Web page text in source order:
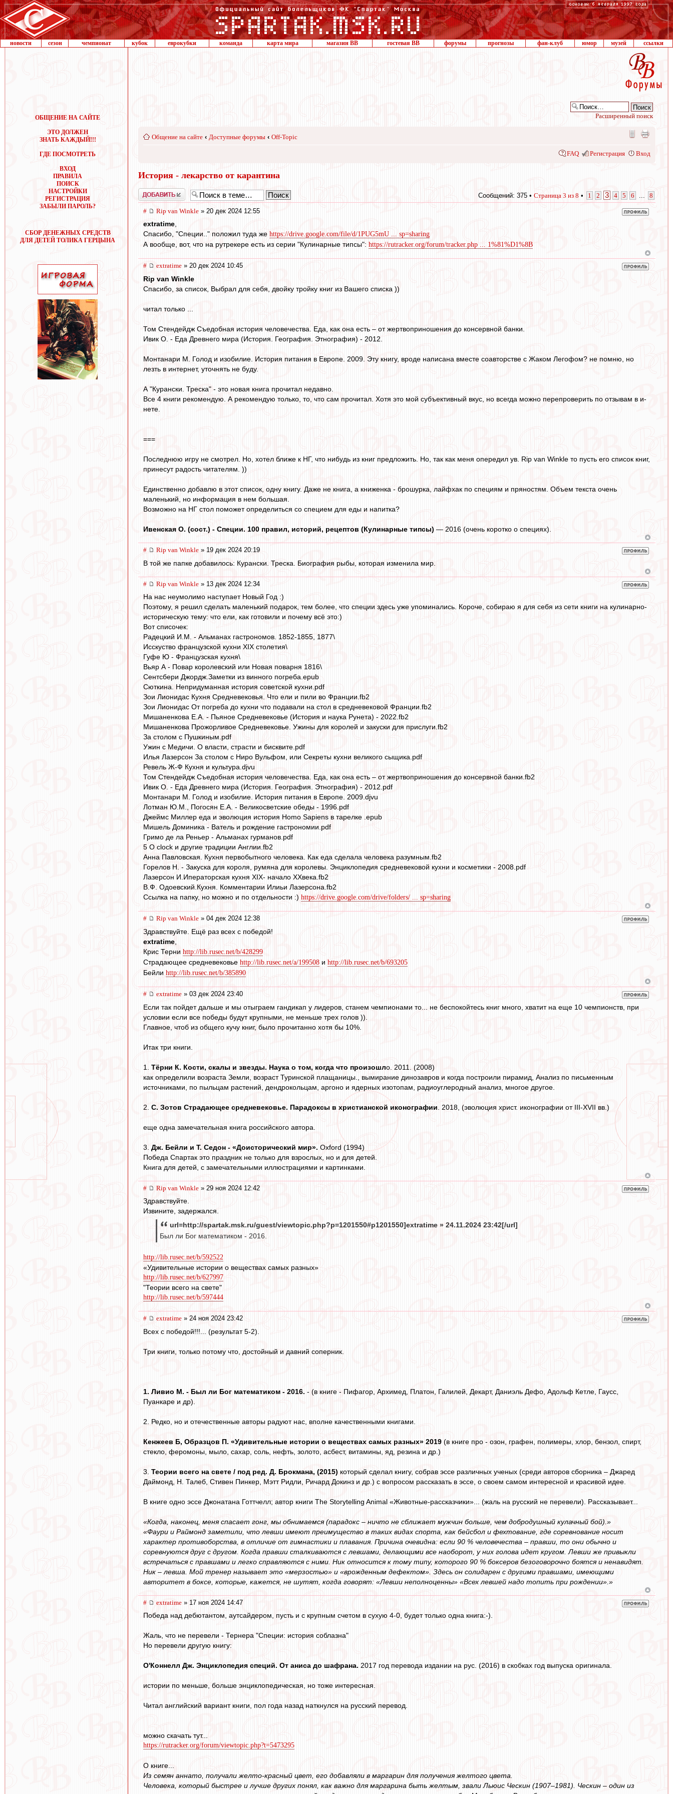
новости сезон чемпионат кубок еврокубки команда карта мира магазин ВВ гостевая ВВ форумы прогнозы фан-клуб юмор музей ссылки
ОБЩЕНИЕ НА САЙТЕ
ЭТО ДОЛЖЕН
ЗНАТЬ КАЖДЫЙ!!!
ГДЕ ПОСМОТРЕТЬ
ВХОД
ПРАВИЛА
ПОИСК
НАСТРОЙКИ
РЕГИСТРАЦИЯ
ЗАБЫЛИ ПАРОЛЬ?
СБОР ДЕНЕЖНЫХ СРЕДСТВ
ДЛЯ ДЕТЕЙ ТОЛИКА ГЕРЦЫНА
Расширенный поиск
Общение на сайте ‹ Доступные форумы ‹ Off-Topic
FAQ Регистрация Вход
История - лекарство от карантина
Добавить Сообщений: 375 • Страница 3 из 8 • 1 2 3 4 5 6 8
# Rip van Winkle » 20 дек 2024 12:55
extratime,
Спасибо, "Специи.." положил туда же https://drive.google.com/file/d/1PUG5mU ... sp=sharing
А вообще, вот, что на рутрекере есть из серии "Кулинарные типсы": https://rutracker.org/forum/tracker.php ... 1%81%D1%8B
# extratime » 20 дек 2024 10:45
Rip van Winkle
Cпасибо, за список, Выбрал для себя, двойку тройку книг из Вашего списка ))
читал только ...
Том Стендейдж Съедобная история человечества. Еда, как она есть – от жертвоприношения до консервной банки.
Ивик О. - Еда Древнего мира (История. География. Этнография) - 2012.
Монтанари М. Голод и изобилие. История питания в Европе. 2009. Эту книгу, вроде написана вместе соавторстве с Жаком Легофом? не помню, но
лезть в интернет, уточнять не буду.
А "Курански. Треска" - это новая книга прочитал недавно.
Все 4 книги рекомендую. А рекомендую только, то, что сам прочитал. Хотя это мой субъективный вкус, но всегда можно перепроверить по отзывам в и-
нете.
===
Последнюю игру не смотрел. Но, хотел ближе к НГ, что нибудь из книг предложить. Но, так как меня опередил ув. Rip van Winkle то пусть его список книг,
принесут радость читателям. ))
Единственно добавлю в этот список, одну книгу. Даже не книга, а книженка - брошурка, лайфхак по специям и пряностям. Объем текста очень
маленький, но информация в нем большая.
Возможно на НГ стол поможет определиться со специем для еды и напитка?
Ивенская О. (сост.) - Специи. 100 правил, историй, рецептов (Кулинарные типсы) — 2016 (очень коротко о специях).
# Rip van Winkle » 19 дек 2024 20:19
В той же папке добавилось: Курански. Треска. Биография рыбы, которая изменила мир.
# Rip van Winkle » 13 дек 2024 12:34
На нас неумолимо наступает Новый Год :)
Поэтому, я решил сделать маленький подарок, тем более, что специи здесь уже упоминались. Короче, собираю я для себя из сети книги на кулинарно-
историческую тему: что ели, как готовили и почему всё это:)
Вот списочек:
Радецкий И.М. - Альманах гастрономов. 1852-1855, 1877\
Исскуство французской кухни XIX столетия\
Гуфе Ю - Французская кухня\
Вьяр А - Повар королевский или Новая поварня 1816\
Сентсбери Джордж.Заметки из винного погреба.epub
Сюткина. Непридуманная история советской кухни.pdf
Зои Лионидас Кухня Средневековья. Что ели и пили во Франции.fb2
Зои Лионидас От погреба до кухни что подавали на стол в средневековой Франции.fb2
Мишаненкова Е.А. - Пьяное Средневековье (История и наука Рунета) - 2022.fb2
Мишаненкова Прожорливое Средневековье. Ужины для королей и закуски для прислуги.fb2
За столом с Пушкиным.pdf
Ужин с Медичи. О власти, страсти и бисквите.pdf
Илья Лазерсон За столом с Ниро Вульфом, или Секреты кухни великого сыщика.pdf
Ревель Ж-Ф Кухня и культура.djvu
Том Стендейдж Съедобная история человечества. Еда, как она есть – от жертвоприношения до консервной банки.fb2
Ивик О. - Еда Древнего мира (История. География. Этнография) - 2012.pdf
Монтанари М. Голод и изобилие. История питания в Европе. 2009.djvu
Лотман Ю.М., Погосян Е.А. - Великосветские обеды - 1996.pdf
Джеймс Миллер еда и эволюция история Homo Sapiens в тарелке .epub
Мишель Доминика - Ватель и рождение гастрономии.pdf
Гримо де ла Реньер - Альманах гурманов.pdf
5 O clock и другие традиции Англии.fb2
Анна Павловская. Кухня первобытного человека. Как еда сделала человека разумным.fb2
Горелов Н. - Закуска для короля, румяна для королевы. Энциклопедия средневековой кухни и косметики - 2008.pdf
Лазерсон И.Иператорская кухня XIX- начало XXвека.fb2
В.Ф. Одоевский.Кухня. Комментарии Илиьи Лазерсона.fb2
Ссылка на папку, но можно и по отдельности :) https://drive.google.com/drive/folders/ ... sp=sharing
# Rip van Winkle » 04 дек 2024 12:38
Здравствуйте. Ещё раз всех с победой!
extratime
Крис Терни http://lib.rusec.net/b/428299
Страдающее средневековье http://lib.rusec.net/a/199508 и http://lib.rusec.net/b/693205
Бейли http://lib.rusec.net/b/385890
# extratime » 03 дек 2024 23:40
Если так пойдет дальше и мы отыграем гандикап у лидеров, станем чемпионами то... не беспокойтесь книг много, хватит на еще 10 чемпионств, при
условии если все победы будут крупными, не меньше трех голов )).
Главное, чтоб из общего кучу книг, было прочитанно хотя бы 10%.
Итак три книги.
1. Тёрни К. Кости, скалы и звезды. Наука о том, когда что произошло. 2011. (2008)
как определили возраста Земли, возраст Туринской плащаницы., вымирание динозавров и когда построили пирамид, Анализ по письменным
источниками, по пыльцам растений, дендрокольцам, аргоно и ядерных изотопам, радиоуглеродный анализ, многое другое.
2. С. Зотов Страдающее средневековье. Парадоксы в христианской иконографии . 2018, (эволюция христ. иконографии от III-XVII вв.)
еще одна замечательная книга российского автора.
3. Дж. Бейли и Т. Седон - «Доисторический мир». Oxford (1994)
Победа Спартак это праздник не только для взрослых, но и для детей.
Книга для детей, с замечательными иллюстрациями и картинками.
# Rip van Winkle » 29 ноя 2024 12:42
Здравствуйте.
Извините, задержался.
url=http://spartak.msk.ru/guest/viewtopic.php?p=1201550#p1201550]extratime » 24.11.2024 23:42[/url]
Был ли Бог математиком - 2016.
http://lib.rusec.net/b/592522
«Удивительные истории о веществах самых разных»
http://lib.rusec.net/b/627997
"Теории всего на свете"
http://lib.rusec.net/b/597444
# extratime » 24 ноя 2024 23:42
Всех с победой!!!... (результат 5-2).
Три книги, только потому что, достойный и давний соперник.
1. Ливио М. - Был ли Бог математиком - 2016. - (в книге - Пифагор, Архимед, Платон, Галилей, Декарт, Даниэль Дефо, Адольф Кетле, Гаусс,
Пуанкаре и др).
2. Редко, но и отечественные авторы радуют нас, вполне качественными книгами.
Кенжеев Б, Образцов П. «Удивительные истории о веществах самых разных» 2019 (в книге про - озон, графен, полимеры, хлор, бензол, спирт,
стекло, феромоны, мыло, сахар, соль, нефть, золото, асбест, витамины, яд, резина и др.)
3. Теории всего на свете / под ред. Д. Брокмана, (2015) который сделал книгу, собрав эссе различных ученых (среди авторов сборника – Джаред
Даймонд, Н. Талеб, Стивен Пинкер, Мэтт Ридли, Ричард Докинз и др.) с вопросом рассказать в эссе, о своем самом интересной и красивой идее.
В книге одно эссе Джонатана Готтчелл; автор книги The Storytelling Animal «Животные-рассказчики»... (жаль на русский не перевели). Рассказывает...
«Когда, наконец, меня спасает гонг, мы обнимаемся (парадокс – ничто не сближает мужчин больше, чем добродушный кулачный бой).»
«Фаури и Раймонд заметили, что левши имеют преимущество в таких видах спорта, как бейсбол и фехтование, где соревнование носит
характер противоборства, в отличие от гимнастики и плавания. Причина очевидна: если 90 % человечества – правши, то они обычно и
соревнуются друг с другом. Когда правши сталкиваются с левшами, делающими все наоборот, у них голова идет кругом. Левши же привыкли
встречаться с правшами и легко справляются с ними. Ник относится к тому типу, которого 90 % боксеров безоговорочно боятся и ненавидят.
Ник – левша. Мой тренер называет это «мерзостью» и «врожденным дефектом». Здесь он солидарен с другими правшами, имеющими
авторитет в боксе, которые, кажется, не шутят, когда говорят: «Левши неполноценны» «Всех левшей надо топить при рождении».»
# extratime » 17 ноя 2024 14:47
Победа над дебютантом, аутсайдером, пусть и с крупным счетом в сухую 4-0, будет только одна книга:-).
Жаль, что не перевели - Тернера "Специи: история соблазна"
Но перевели другую книгу:
О'Коннелл Дж. Энциклопедия специй. От аниса до шафрана. 2017 год перевода издании на рус. (2016) в скобках год выпуска оригинала.
истории по меньше, больше энциклопедическая, но тоже интересная.
Читал английский вариант книги, пол года назад наткнулся на русский перевод.
можно скачать тут...
https://rutracker.org/forum/viewtopic.php?t=5473295
О книге...
Из семян аннато, получали желто-красный цвет, его добавляли в маргарин для получения желтого цвета.
Человека, который быстрее и лучше других понял, как важно для маргарина быть желтым, звали Льюис Ческин (1907–1981). Ческин – один из